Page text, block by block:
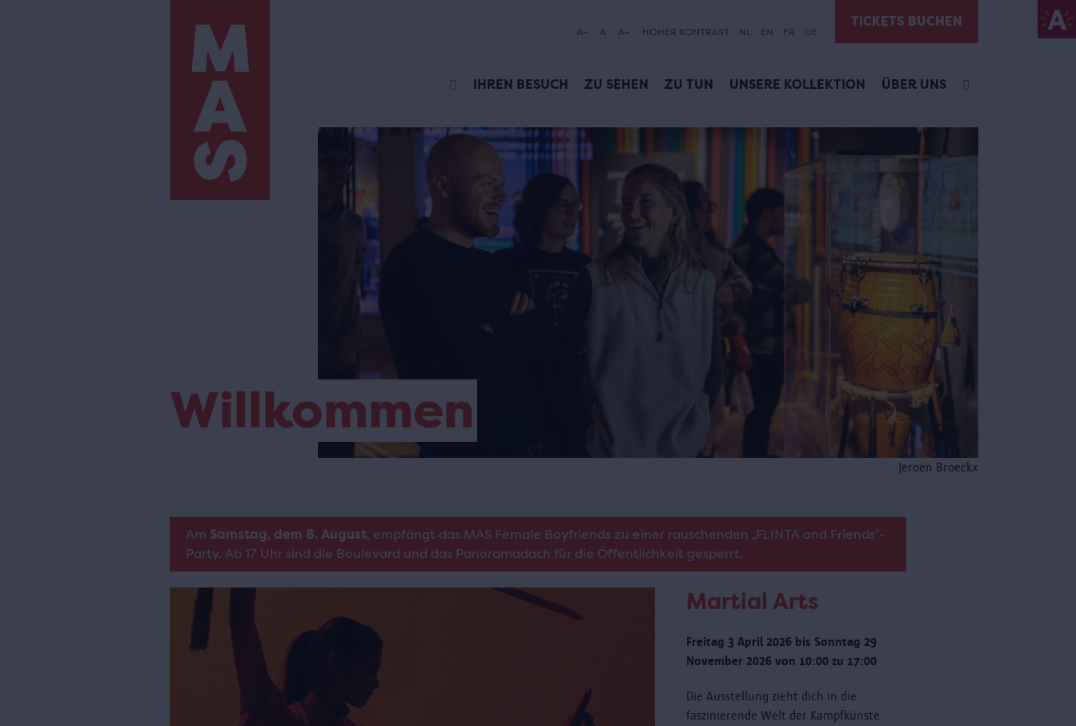
A- A A+ HOHER KONTRAST NL EN FR DE
TICKETS BUCHEN
IHREN BESUCH ZU SEHEN ZU TUN UNSERE KOLLEKTION ÜBER UNS
Jeroen Broeckx
Willkommen
Am Samstag, dem 8. August, empfängt das MAS Female Boyfriends zu einer rauschenden „FLINTA and Friends“-
Party. Ab 17 Uhr sind die Boulevard und das Panoramadach für die Öffentlichkeit gesperrt.
Martial Arts
Freitag 3 April 2026 bis Sonntag 29
November 2026 von 10:00 zu 17:00
Die Ausstellung zieht dich in die
faszinierende Welt der Kampfkünste